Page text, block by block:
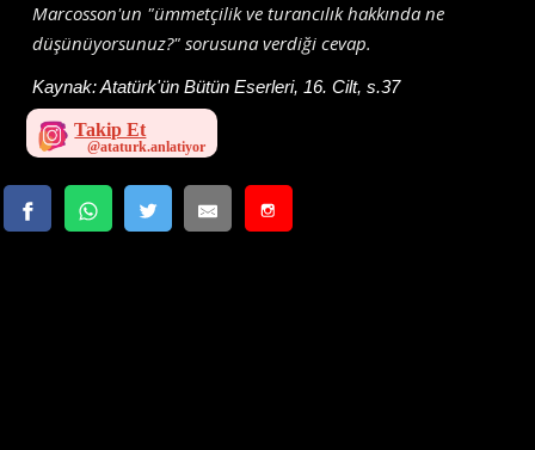
Marcosson'un "ümmetçilik ve turancılık hakkında ne
düşünüyorsunuz?" sorusuna verdiği cevap.
Kaynak:Atatürk'ün Bütün Eserleri, 16. Cilt, s.37
Takip Et